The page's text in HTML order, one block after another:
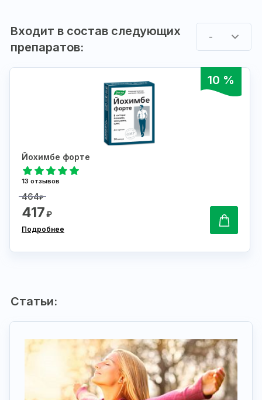
Входит в состав следующих
препаратов:
-
10 %
Йохимбе форте
13 отзывов
464₽
417₽
Подробнее
Статьи: